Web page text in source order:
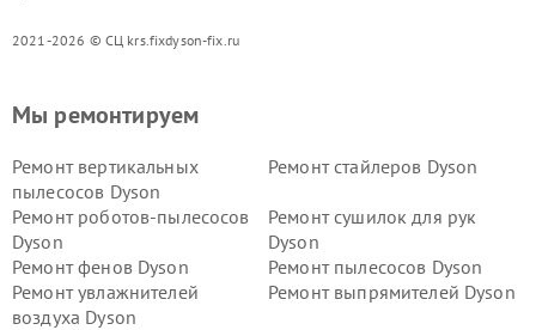
2021-2026 © СЦ krs.fixdyson-fix.ru
Мы ремонтируем
Ремонт вертикальных
пылесосов Dyson
Ремонт стайлеров Dyson
Ремонт роботов-пылесосов
Dyson
Ремонт сушилок для рук
Dyson
Ремонт фенов Dyson
Ремонт пылесосов Dyson
Ремонт увлажнителей
воздуха Dyson
Ремонт выпрямителей Dyson